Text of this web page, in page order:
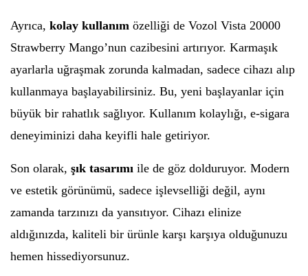
Ayrıca, kolay kullanım özelliği de Vozol Vista 20000
Strawberry Mango’nun cazibesini artırıyor. Karmaşık
ayarlarla uğraşmak zorunda kalmadan, sadece cihazı alıp
kullanmaya başlayabilirsiniz. Bu, yeni başlayanlar için
büyük bir rahatlık sağlıyor. Kullanım kolaylığı, e-sigara
deneyiminizi daha keyifli hale getiriyor.
Son olarak, şık tasarımı ile de göz dolduruyor. Modern
ve estetik görünümü, sadece işlevselliği değil, aynı
zamanda tarzınızı da yansıtıyor. Cihazı elinize
aldığınızda, kaliteli bir ürünle karşı karşıya olduğunuzu
hemen hissediyorsunuz.